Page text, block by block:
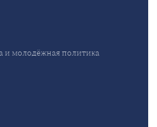
и молодёжная политика